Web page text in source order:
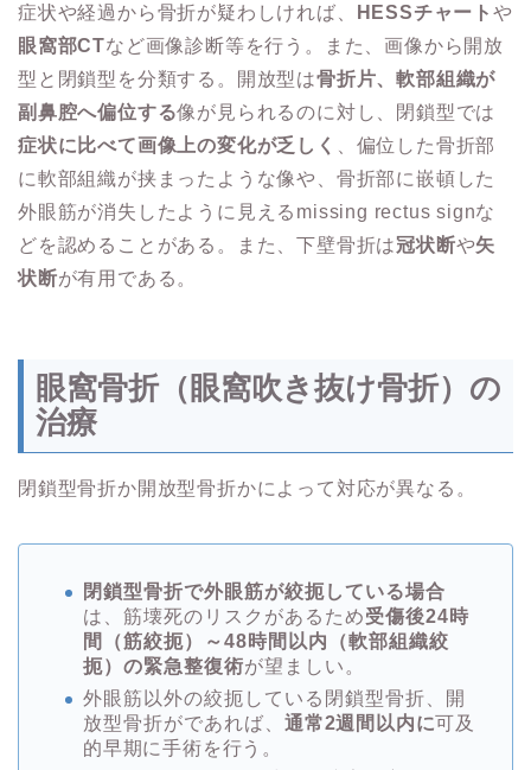
症状や経過から骨折が疑わしければ、 HESSチャートや
眼窩部CTなど画像診断等を行う。また、画像から開放
型と閉鎖型を分類する。開放型は骨折片、軟部組織が
副鼻腔へ偏位する像が見られるのに対し、閉鎖型では
症状に比べて画像上の変化が乏しく
、偏位した骨折部
に軟部組織が挟まったような像や、骨折部に嵌頓した
外眼筋が消失したように見えるmissing rectus signな
どを認めることがある。また、下壁骨折は冠状断や矢
状断が有用である。
眼窩骨折（眼窩吹き抜け骨折）の
治療
閉鎖型骨折か開放型骨折かによって対応が異なる。
閉鎖型骨折で外眼筋が絞扼している場合
は、筋壊死のリスクがあるため受傷後24時
間（筋絞扼）～48時間以内（軟部組織絞
扼）の緊急整復術が望ましい。
外眼筋以外の絞扼している閉鎖型骨折、開
放型骨折がであれば、 通常2週間以内に可及
的早期に手術を行う。